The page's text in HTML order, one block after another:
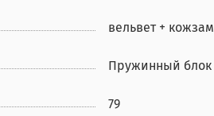
вельвет + кожзам
Пружинный блок
79